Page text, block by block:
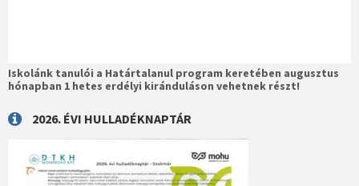
Iskolánk tanulói a Határtalanul program keretében augusztus
hónapban 1 hetes erdélyi kiránduláson vehetnek részt!
2026. ÉVI HULLADÉKNAPTÁR